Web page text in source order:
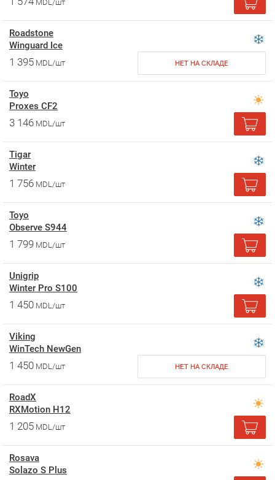
MDL/шт
Roadstone
Winguard Ice
1 395 MDL/шт НЕТ НА СКЛАДЕ
Toyo
Proxes CF2
3 146 MDL/шт
Tigar
Winter
1 756 MDL/шт
Toyo
Observe S944
1 799 MDL/шт
Unigrip
Winter Pro S100
1 450 MDL/шт
Viking
WinTech NewGen
1 450 MDL/шт НЕТ НА СКЛАДЕ
RoadX
RXMotion H12
1 205 MDL/шт
Rosava
Solazo S Plus